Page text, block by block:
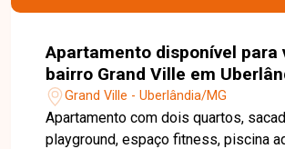
Apartamento disponível para
bairro Grand Ville em
Grand Ville - Uberlândia/MG
Apartamento com dois quartos,
playground, espaço fitness, piscina